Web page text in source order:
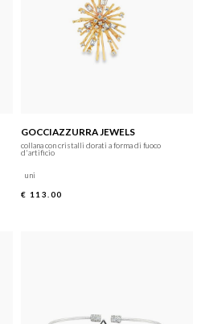
GOCCIAZZURRA JEWELS
collana con cristalli dorati a forma di fuoco
d'artificio
uni
€ 113.00